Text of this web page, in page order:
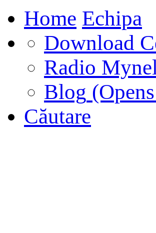
Home Echipa
Download
Radio
Blog
Căutare